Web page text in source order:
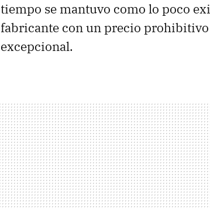
tiempo se mantuvo como lo poco
fabricante con un precio
excepcional.